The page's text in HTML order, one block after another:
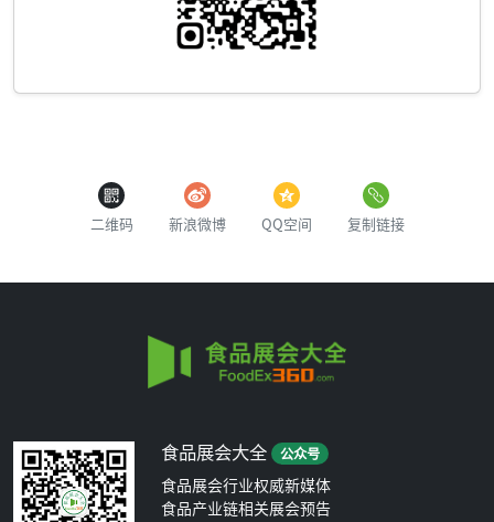
二维码 新浪微博 QQ空间 复制链接
食品展会大全 公众号
食品展会行业权威新媒体
食品产业链相关展会预告